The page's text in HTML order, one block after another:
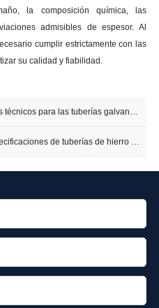
la composición química, las
admisibles de espesor. Al
cumplir estrictamente con las
su calidad y fiabilidad.
para las tuberías galvanizadas?
de tuberías de hierro dúctil